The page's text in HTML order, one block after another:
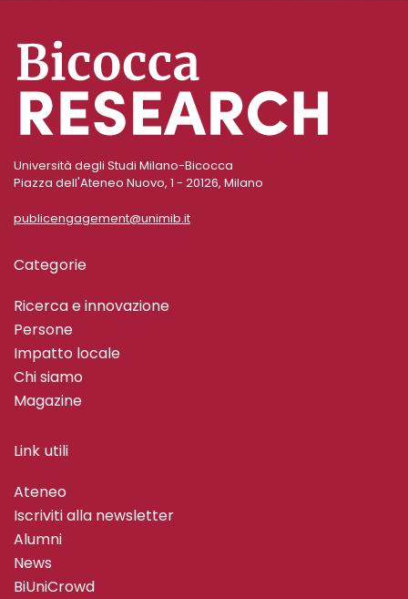
Università degli Studi Milano-Bicocca
Piazza dell'Ateneo Nuovo, 1 - 20126, Milano
publicengagement@unimib.it
Categorie
Ricerca e innovazione
Persone
Impatto locale
Chi siamo
Magazine
Link utili
Ateneo
Iscriviti alla newsletter
Alumni
News
BiUniCrowd